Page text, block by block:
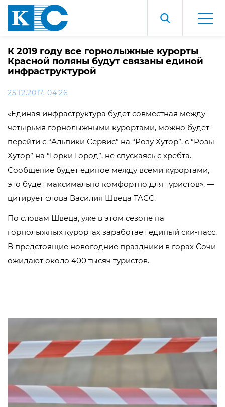
К 2019 году все горнолыжные курорты
Красной поляны будут связаны единой
инфраструктурой
25.12.2017, 04:26
«Единая инфраструктура будет совместная между
четырьмя горнолыжными курортами, можно будет
перейти с “Альпики Сервис” на “Розу Хутор”, с “Розы
Хутор” на “Горки Город”, не спускаясь с хребта.
Сообщение будет единое между всеми курортами,
это будет максимально комфортно для туристов», —
цитирует слова Василия Швеца ТАСС.
По словам Швеца, уже в этом сезоне на
горнолыжных курортах заработает единый ски-пасс.
В предстоящие новогодние праздники в горах Сочи
ожидают около 400 тысяч туристов.